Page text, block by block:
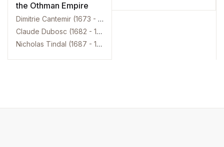
the Othman Empire
Dimitrie Cantemir (1673 - 1723)
Claude Dubosc (1682 - 1745)
Nicholas Tindal (1687 - 1774)